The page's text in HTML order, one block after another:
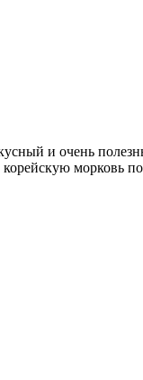
и очень
корейскую морковь